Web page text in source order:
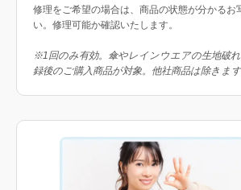
修理をご希望の場合は、商品の状態が分かるお
い。修理可能か確認いたします。
※1回のみ有効。傘やレインウエアの生地破
録後のご購入商品が対象。他社商品は除きます